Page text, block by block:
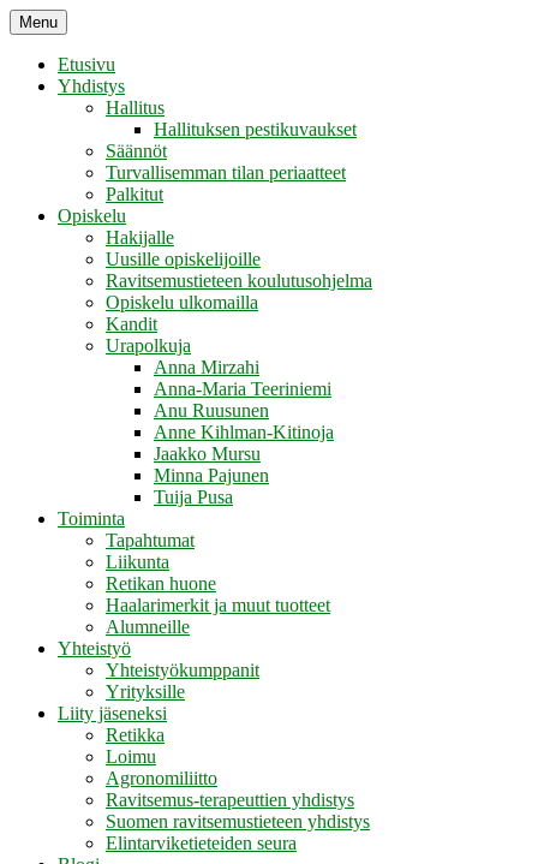
Skip
to
content
Retikka ry
Menu
Etusivu
Yhdistys
Hallitus
Hallituksen pestikuvaukset
Säännöt
Turvallisemman tilan periaatteet
Palkitut
Opiskelu
Hakijalle
Uusille opiskelijoille
Ravitsemustieteen koulutusohjelma
Opiskelu ulkomailla
Kandit
Urapolkuja
Anna Mirzahi
Anna-Maria Teeriniemi
Anu Ruusunen
Anne Kihlman-Kitinoja
Jaakko Mursu
Minna Pajunen
Tuija Pusa
Toiminta
Tapahtumat
Liikunta
Retikan huone
Haalarimerkit ja muut tuotteet
Alumneille
Yhteistyö
Yhteistyökumppanit
Yrityksille
Liity jäseneksi
Retikka
Loimu
Agronomiliitto
Ravitsemus-terapeuttien yhdistys
Suomen ravitsemustieteen yhdistys
Elintarviketieteiden seura